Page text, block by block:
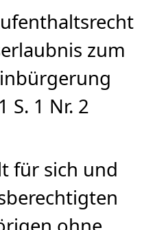
zum
S. 1 Nr. 2
für sich und